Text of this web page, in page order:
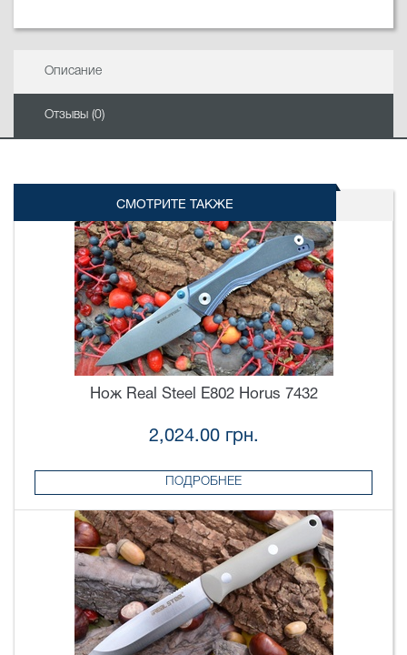
Описание
Отзывы (0)
СМОТРИТЕ ТАКЖЕ
Нож Real Steel E802 Horus 7432
2,024.00 грн.
ПОДРОБНЕЕ